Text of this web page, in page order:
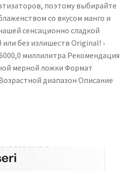
поэтому выбирайте
со вкусом манго и
сенсационно сладкой
без излишеств Original! ›
миллилитра Рекомендация
мерной ложки ‎Формат
диапазон Описание